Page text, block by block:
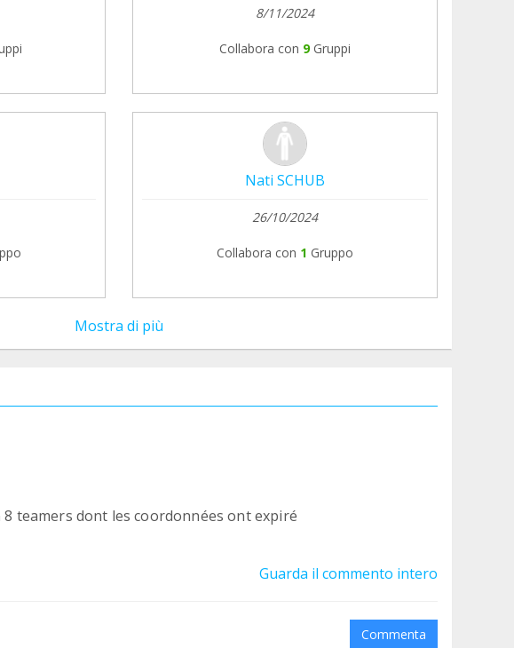
8/11/2024
Collabora con 9 Gruppi
Nati SCHUB
26/10/2024
Collabora con 1 Gruppo
Mostra di più
8 teamers dont les coordonnées ont expiré
Guarda il commento intero
Commenta